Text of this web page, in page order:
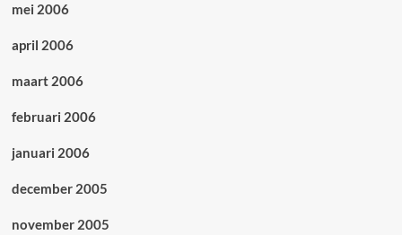
mei 2006
april 2006
maart 2006
februari 2006
januari 2006
december 2005
november 2005